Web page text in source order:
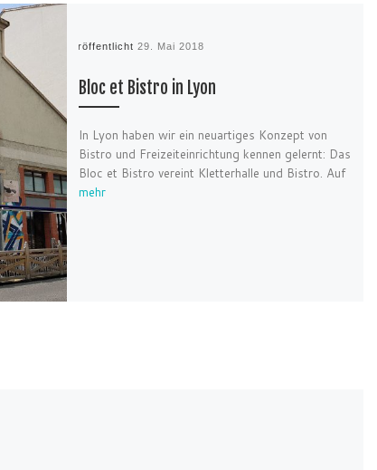
Veröffentlicht 29. Mai 2018
Bloc et Bistro in Lyon
In Lyon haben wir ein neuartiges Konzept von
Bistro und Freizeiteinrichtung kennen gelernt: Das
Bloc et Bistro vereint Kletterhalle und Bistro. Auf
mehr